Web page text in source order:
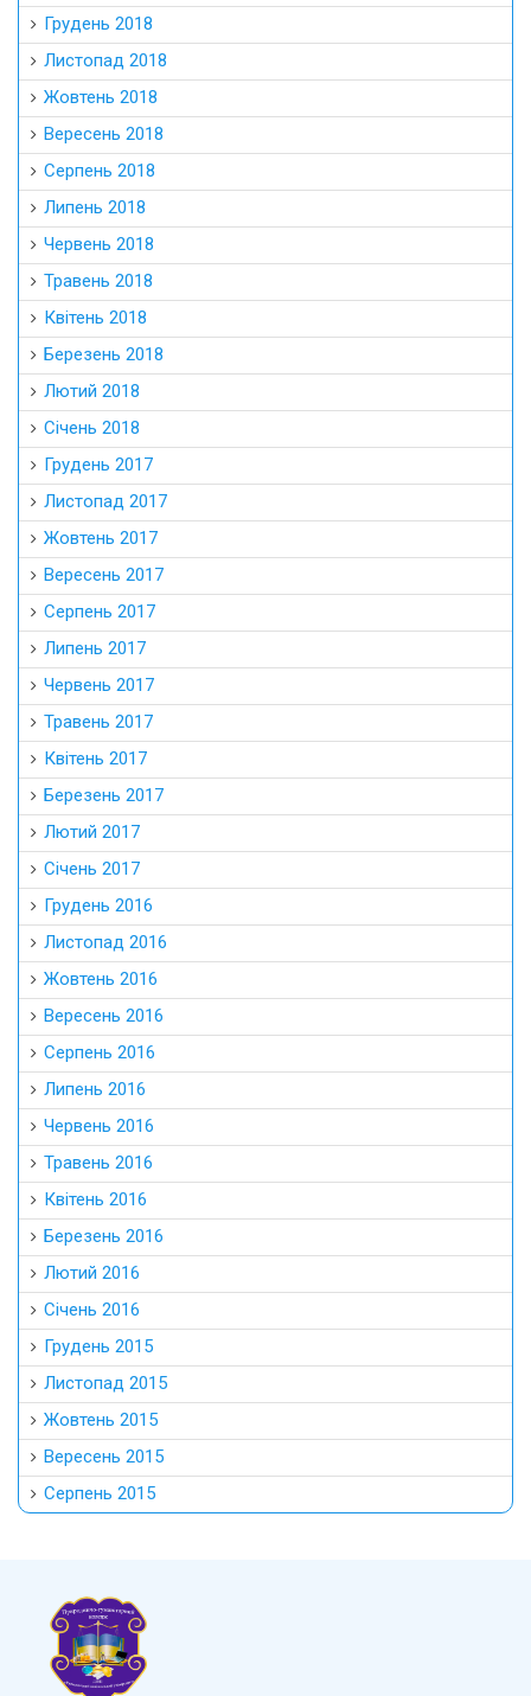
Грудень 2018
Листопад 2018
Жовтень 2018
Вересень 2018
Серпень 2018
Липень 2018
Червень 2018
Травень 2018
Квітень 2018
Березень 2018
Лютий 2018
Січень 2018
Грудень 2017
Листопад 2017
Жовтень 2017
Вересень 2017
Серпень 2017
Липень 2017
Червень 2017
Травень 2017
Квітень 2017
Березень 2017
Лютий 2017
Січень 2017
Грудень 2016
Листопад 2016
Жовтень 2016
Вересень 2016
Серпень 2016
Липень 2016
Червень 2016
Травень 2016
Квітень 2016
Березень 2016
Лютий 2016
Січень 2016
Грудень 2015
Листопад 2015
Жовтень 2015
Вересень 2015
Серпень 2015